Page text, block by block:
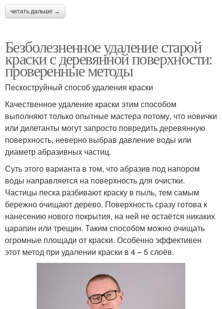
читать дальше →
Безболезненное удаление старой
краски с деревянной поверхности:
проверенные методы
Пескоструйный способ удаления краски
Качественное удаление краски этим способом
выполняют только опытные мастера потому, что новички
или дилетанты могут запросто повредить деревянную
поверхность, неверно выбрав давление воды или
диаметр абразивных частиц.
Суть этого варианта в том, что абразив под напором
воды направляется на поверхность для очистки.
Частицы песка разбивают краску в пыль, тем самым
бережно очищают дерево. Поверхность сразу готова к
нанесению нового покрытия, на ней не остаётся никаких
царапин или трещин. Таким способом можно очищать
огромные площади от краски. Особенно эффективен
этот метод при удалении краски в 4 – 5 слоёв.